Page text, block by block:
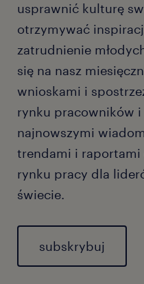
usprawnić kulturę
otrzymywać
zatrudnienie
się na nasz
wnioskami i
rynku pracowników i
najnowszymi
trendami i
rynku pracy dla
świecie.
subskrybuj